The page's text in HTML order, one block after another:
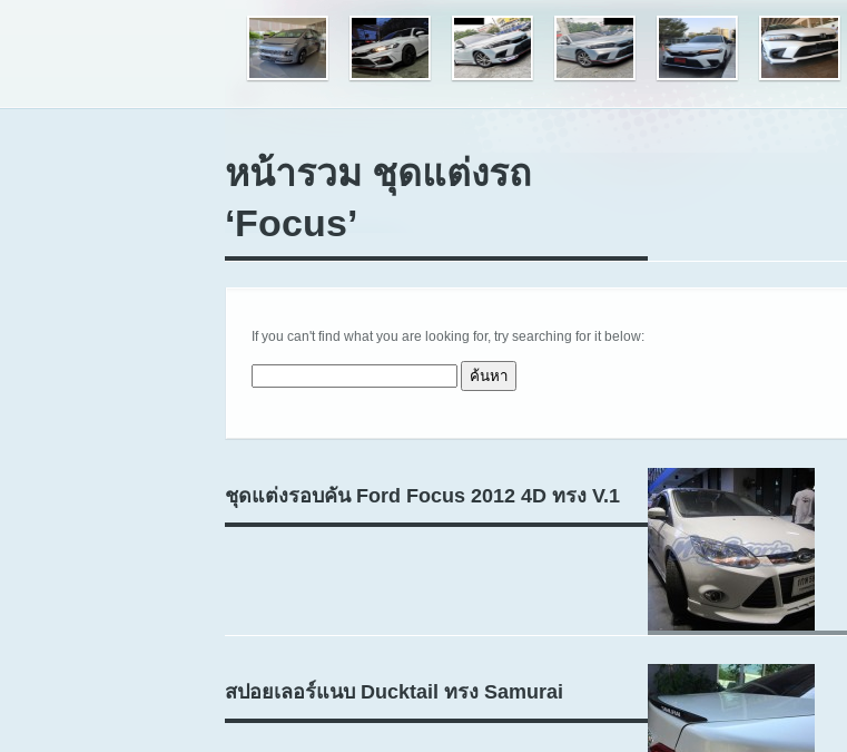
หน้ารวม ชุดแต่งรถ
‘Focus’
If you can't find what you are looking for, try searching for it below:
ชุดแต่งรอบคัน Ford Focus 2012 4D ทรง V.1
สปอยเลอร์แนบ Ducktail ทรง Samurai